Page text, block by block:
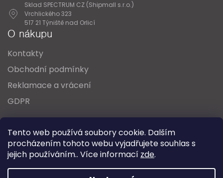
Tento web používá soubory cookie. Dalším
procházením tohoto webu vyjadřujete souhlas s
jejich používáním.. Více informací zde.
Sklad SPECTRUM CZ (Shipmall s.r.o.)
Vrchlického 323
517 21 Týniště nad Orlicí
O nákupu
Kontakty
Obchodní podmínky
Reklamace a vrácení
GDPR
Oblíbené série svítidel: Nordlux Alton
Nordlux Milford Nordlux Oja Nordlux Ellen
Nordlux Explore Nordlux Landon